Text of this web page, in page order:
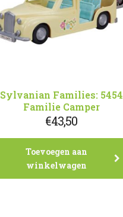
Sylvanian Families: 5454
Familie Camper
€43,50
Toevoegen aan
winkelwagen